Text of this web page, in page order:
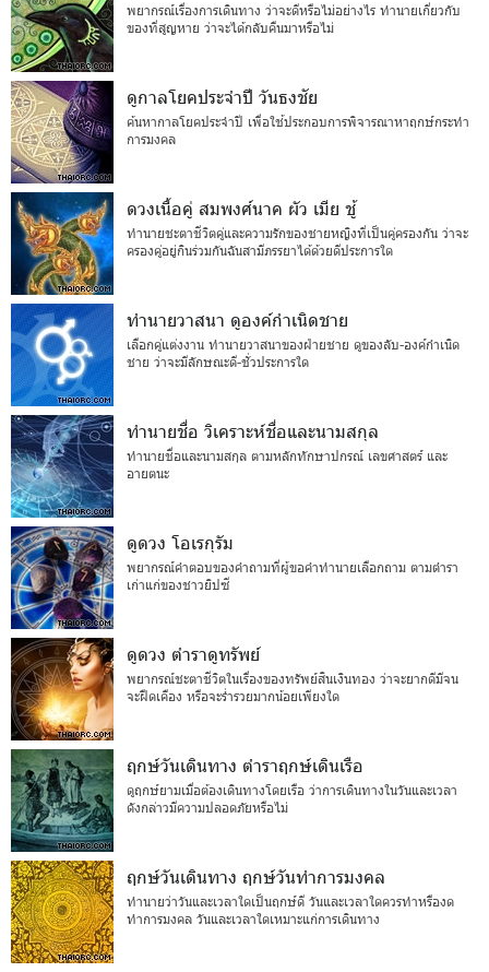
พยากรณ์เรื่องการเดินทาง ว่าจะดีหรือไม่อย่างไร ทำนายเกี่ยวกับ
ของที่สูญหาย ว่าจะได้กลับคืนมาหรือไม่
ดูกาลโยคประจำปี วันธงชัย
ค้นหากาลโยคประจำปี เพื่อใช้ประกอบการพิจารณาหาฤกษ์กระทำ
การมงคล
ดวงเนื้อคู่ สมพงศ์นาค ผัว เมีย ชู้
ทำนายชะตาชีวิตคู่และความรักของชายหญิงที่เป็นคู่ครองกัน ว่าจะ
ครองคู่อยู่กินร่วมกันฉันสามีภรรยาได้ด้วยดีประการใด
ทำนายวาสนา ดูองค์กำเนิดชาย
เลือกคู่แต่งงาน ทำนายวาสนาของฝ่ายชาย ดูของลับ-องค์กำเนิด
ชาย ว่าจะมีลักษณะดี-ชั่วประการใด
ทำนายชื่อ วิเคราะห์ชื่อและนามสกุล
ทำนายชื่อและนามสกุล ตามหลักทักษาปกรณ์ เลขศาสตร์ และ
อายตนะ
ดูดวง โอเรกุรัม
พยากรณ์คำตอบของคำถามที่ผู้ขอคำทำนายเลือกถาม ตามตำรา
เก่าแก่ของชาวยิปซี
ดูดวง ตำราดูทรัพย์
พยากรณ์ชะตาชีวิตในเรื่องของทรัพย์สินเงินทอง ว่าจะยากดีมีจน
จะฝืดเคือง หรือจะร่ำรวยมากน้อยเพียงใด
ฤกษ์วันเดินทาง ตำราฤกษ์เดินเรือ
ดูฤกษ์ยามเมื่อต้องเดินทางโดยเรือ ว่าการเดินทางในวันและเวลา
ดังกล่าวมีความปลอดภัยหรือไม่
ฤกษ์วันเดินทาง ฤกษ์วันทำการมงคล
ทำนายว่าวันและเวลาใดเป็นฤกษ์ดี วันและเวลาใดควรทำหรืองด
ทำการมงคล วันและเวลาใดเหมาะแก่การเดินทาง